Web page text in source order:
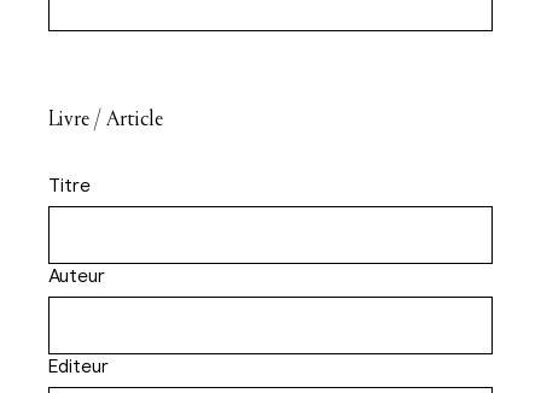
Livre / Article
Titre
Auteur
Editeur